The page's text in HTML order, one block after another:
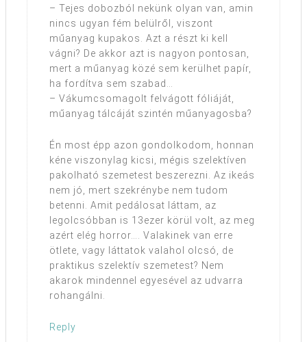
– Tejes dobozból nekünk olyan van, amin
nincs ugyan fém belülről, viszont
műanyag kupakos. Azt a részt ki kell
vágni? De akkor azt is nagyon pontosan,
mert a műanyag közé sem kerülhet papír,
ha fordítva sem szabad…
– Vákumcsomagolt felvágott fóliáját,
műanyag tálcáját szintén műanyagosba?
Én most épp azon gondolkodom, honnan
kéne viszonylag kicsi, mégis szelektíven
pakolható szemetest beszerezni. Az ikeás
nem jó, mert szekrénybe nem tudom
betenni. Amit pedálosat láttam, az
legolcsóbban is 13ezer körül volt, az meg
azért elég horror…. Valakinek van erre
ötlete, vagy láttatok valahol olcsó, de
praktikus szelektív szemetest? Nem
akarok mindennel egyesével az udvarra
rohangálni.
Reply